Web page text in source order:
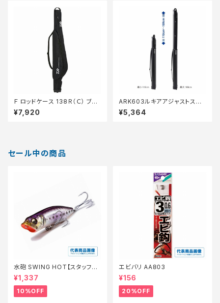
Ｆ ロッドケース 138Ｒ（Ｃ） ブラ
ック
¥7,920
ARK603ルキアアジャストスリ
ムロッドケース110から180cm
¥5,364
セール中の商品
水砲 SWING HOT【スタッフ永
徳夏のチニングオススメルアー】
¥1,337
10%OFF
エビバリ AA803
¥156
20%OFF